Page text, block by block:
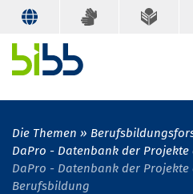
Die Themen
DaPro - Datenbank der Projekte
DaPro - Datenbank der
Berufsbildung